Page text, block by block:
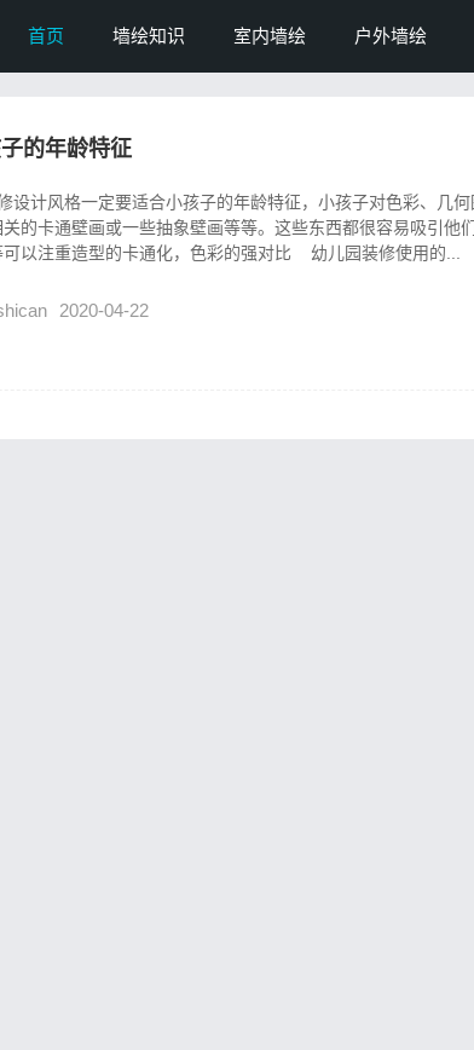
首页 墙绘知识 室内墙绘 户外墙绘
的年龄特征
设计风格一定要适合小孩子的年龄特征，小孩子对色彩、几
的卡通壁画或一些抽象壁画等等。这些东西都很容易吸引他
以注重造型的卡通化，色彩的强对比 幼儿园装修使用的...
2020-04-22